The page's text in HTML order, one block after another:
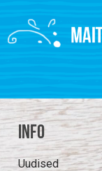
Info
Uudised